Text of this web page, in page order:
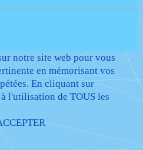
notre site web pour vous
en mémorisant vos
En cliquant sur
l'utilisation de TOUS les